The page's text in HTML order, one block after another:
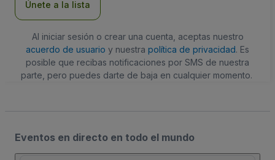
Únete a la lista
Al iniciar sesión o crear una cuenta, aceptas nuestro
acuerdo de usuario y nuestra política de privacidad. Es
posible que recibas notificaciones por SMS de nuestra
parte, pero puedes darte de baja en cualquier momento.
Eventos en directo en todo el mundo